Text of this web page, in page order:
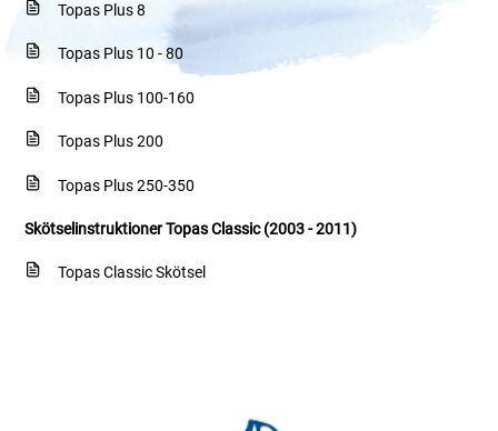
Topas Plus 8
Topas Plus 10 - 80
Topas Plus 100-160
Topas Plus 200
Topas Plus 250-350
Skötselinstruktioner Topas Classic (2003 - 2011)
Topas Classic Skötsel